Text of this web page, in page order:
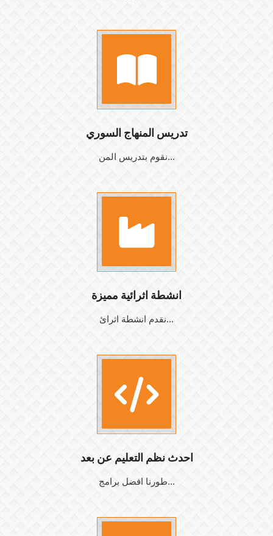
تدريس المنهاج السوري
نقوم بتدريس المن...
انشطة اثرائية مميزة
نقدم انشطة اثرائ...
احدث نظم التعليم عن بعد
طورنا افضل برامج...